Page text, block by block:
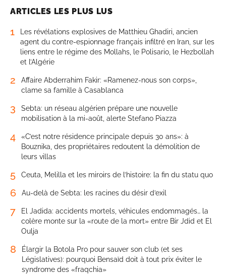
ARTICLES LES PLUS LUS
1
Les révélations explosives de Matthieu Ghadiri, ancien
agent du contre-espionnage français infiltré en Iran, sur les
liens entre le régime des Mollahs, le Polisario, le Hezbollah
et l’Algérie
2
Affaire Abderrahim Fakir: «Ramenez-nous son corps»,
clame sa famille à Casablanca
3
Sebta: un réseau algérien prépare une nouvelle
mobilisation à la mi-août, alerte Stefano Piazza
4
«C’est notre résidence principale depuis 30 ans»: à
Bouznika, des propriétaires redoutent la démolition de
leurs villas
5 Ceuta, Melilla et les miroirs de l’histoire: la fin du statu quo
6 Au-delà de Sebta: les racines du désir d’exil
7
El Jadida: accidents mortels, véhicules endommagés… la
colère monte sur la «route de la mort» entre Bir Jdid et El
Oulja
8
Élargir la Botola Pro pour sauver son club (et ses
Législatives): pourquoi Bensaïd doit à tout prix éviter le
syndrome des «fraqchia»